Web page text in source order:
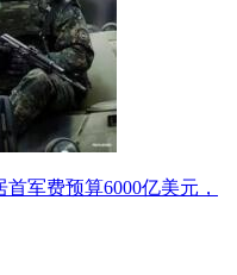
军费预算6000亿美元，